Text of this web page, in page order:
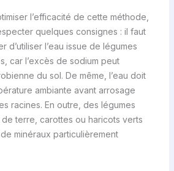
l’efficacité de cette méthode,
quelques consignes : il faut
d’utiliser l’eau issue de légumes
car l’excès de sodium peut
du sol. De même, l’eau doit
ambiante avant arrosage
racines. En outre, des légumes
de terre, carottes ou haricots verts
minéraux particulièrement